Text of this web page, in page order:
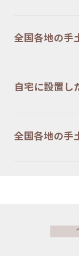
全国各地の手
自宅に設置し
全国各地の手